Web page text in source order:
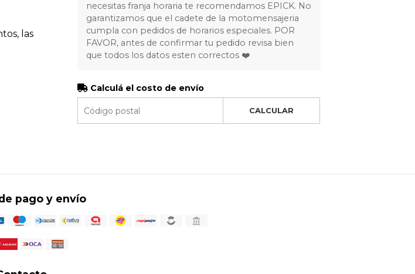
las
necesitas franja horaria te recomendamos EPICK. No
garantizamos que el cadete de la motomensajeria
cumpla con pedidos de horarios especiales. POR
FAVOR, antes de confirmar tu pedido revisa bien
que todos los datos esten correctos ❤️
Calculá el costo de envío
CALCULAR
pago y envío